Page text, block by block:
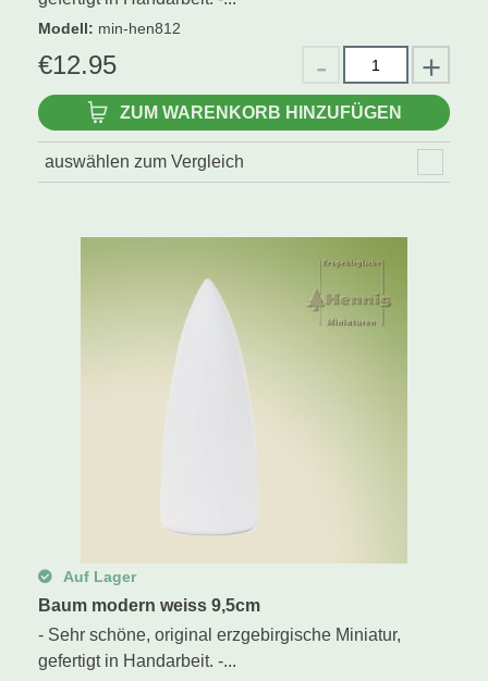
Modell: min-hen812
€12.95
ZUM WARENKORB HINZUFÜGEN
auswählen zum Vergleich
Auf Lager
Baum modern weiss 9,5cm
- Sehr schöne, original erzgebirgische Miniatur,
gefertigt in Handarbeit. -...